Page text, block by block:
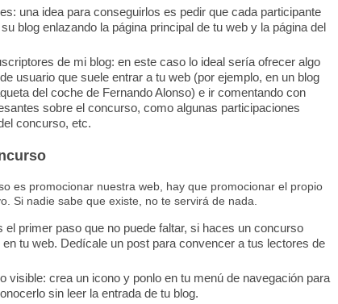
una idea para conseguirlos es pedir que cada participante
blog enlazando la página principal de tu web y la página del
de mi blog: en este caso lo ideal sería ofrecer algo
usuario que suele entrar a tu web (por ejemplo, en un blog
del coche de Fernando Alonso) e ir comentando con
sobre el concurso, como algunas participaciones
concurso, etc.
es promocionar nuestra web, hay que promocionar el propio
Si nadie sabe que existe, no te servirá de nada.
el primer paso que no puede faltar, si haces un concurso
tu web. Dedícale un post para convencer a tus lectores de
visible: crea un icono y ponlo en tu menú de navegación para
sin leer la entrada de tu blog.